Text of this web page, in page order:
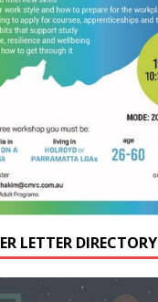
LETTER DIRECTORY